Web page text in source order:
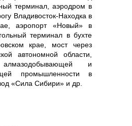
терминал, аэродром в
Владивосток-Находка в
аэропорт «Новый» в
терминал в бухте
крае, мост через
автономной области,
алмазодобывающей и
промышленности в
«Сила Сибири» и др.